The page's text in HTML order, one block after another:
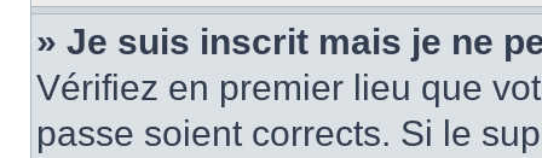
» Je suis inscrit mais je ne
Vérifiez en premier lieu que
passe soient corrects. Si le